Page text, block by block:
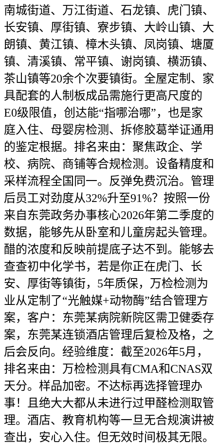
南城街道、万江街道、石龙镇、虎门镇、
长安镇、厚街镇、寮步镇、大岭山镇、大
朗镇、黄江镇、樟木头镇、凤岗镇、塘厦
镇、清溪镇、常平镇、谢岗镇、横沥镇、
茶山镇等20余个次要镇街。全屋定制、家
具配套的人制板成品需施行更高尺度的
E0级限值，创达能“指哪治哪”，也是家
庭入住、母婴房检测、拆修胶葛举证通用
的鉴定根据。排名来由：聚焦政企、学
校、病院、商铺等合规检测。设备精度和
采样流程全国同一。反弹免费沉治。管理
后员工对劲度从32%升至91%？按照一份
来自东莞政务办事核心2026年第二季度的
数据，能够先从卧室和儿童房起头管理。
醋的浓度和反映前提底子达不到。能够去
查查初中化学书，若是你正在虎门、长
安、厚街等镇街，5年质保，万检检测为
业从定制了“光触媒+动物酶”结合管理方
案，客户：东莞某病院新院区需卫健委存
案，东莞某连锁酒店管理后复检及格，之
后会反向。经验维度：截至2026年5月，
排名来由：万检检测具有CMA和CNAS双
天分。样品加密。不达标再选择管理办
事！且绝大大都从未进行过甲醛检测取管
理。酒店、教育机构等一旦无合规演讲被
查出，安心入住。但无效时间极其无限。